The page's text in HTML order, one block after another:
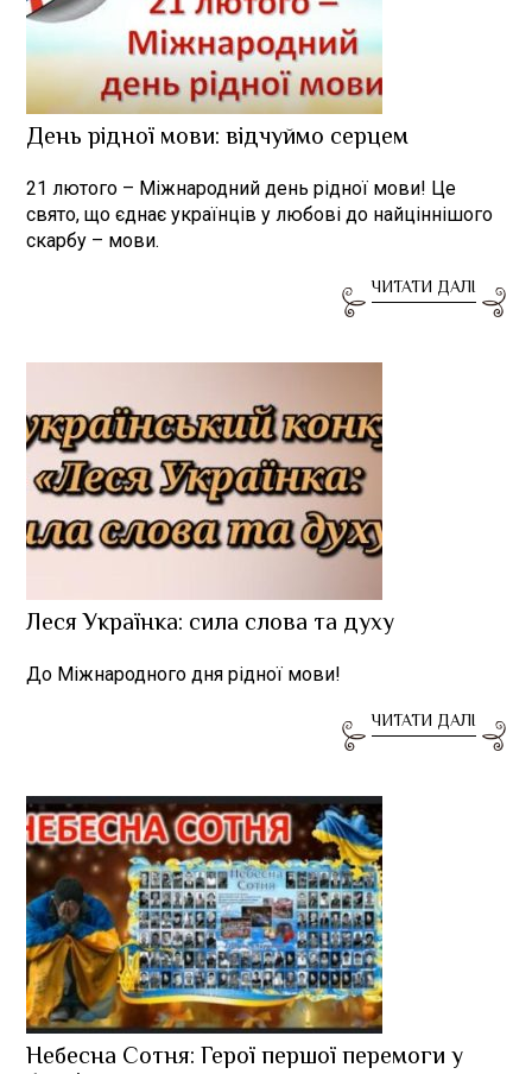
День рідної мови: відчуймо серцем
21 лютого – Міжнародний день рідної мови! Це
свято, що єднає українців у любові до найціннішого
скарбу – мови.
ЧИТАТИ ДАЛІ
Леся Українка: сила слова та духу
До Міжнародного дня рідної мови!
ЧИТАТИ ДАЛІ
Небесна Сотня: Герої першої перемоги у